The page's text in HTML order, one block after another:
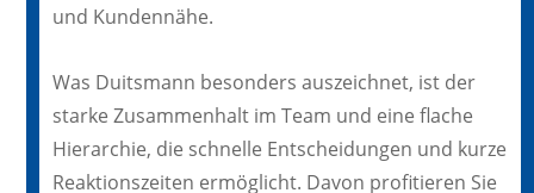
und Kundennähe.
Was Duitsmann besonders auszeichnet, ist der
starke Zusammenhalt im Team und eine flache
Hierarchie, die schnelle Entscheidungen und kurze
Reaktionszeiten ermöglicht. Davon profitieren Sie